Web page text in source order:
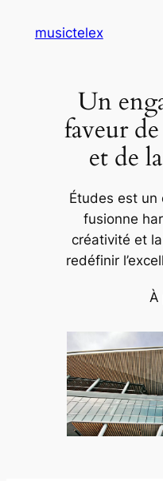
musictelex
Un
faveur
et de
Études est un
fusionne
créativité et
redéfinir
À